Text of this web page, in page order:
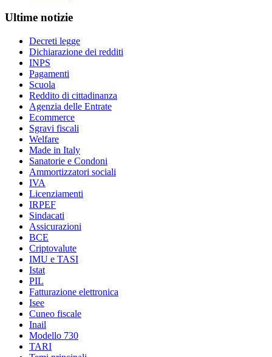
Ultime notizie
Decreti legge
Dichiarazione dei redditi
INPS
Pagamenti
Scuola
Reddito di cittadinanza
Agenzia delle Entrate
Ecommerce
Sgravi fiscali
Welfare
Made in Italy
Sanatorie e Condoni
Ammortizzatori sociali
IVA
Licenziamenti
IRPEF
Sindacati
Assicurazioni
BCE
Criptovalute
IMU e TASI
Istat
PIL
Fatturazione elettronica
Isee
Cuneo fiscale
Inail
Modello 730
TARI